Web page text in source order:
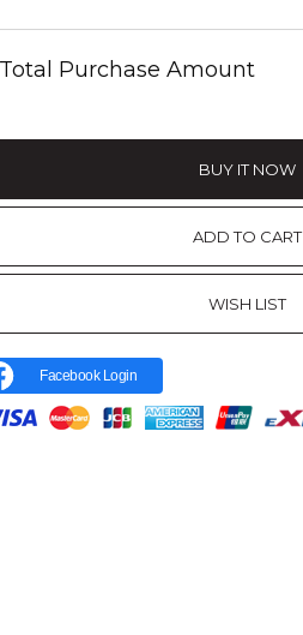
Total Purchase Amount
BUY IT NOW
ADD TO CART
WISH LIST
Facebook Login